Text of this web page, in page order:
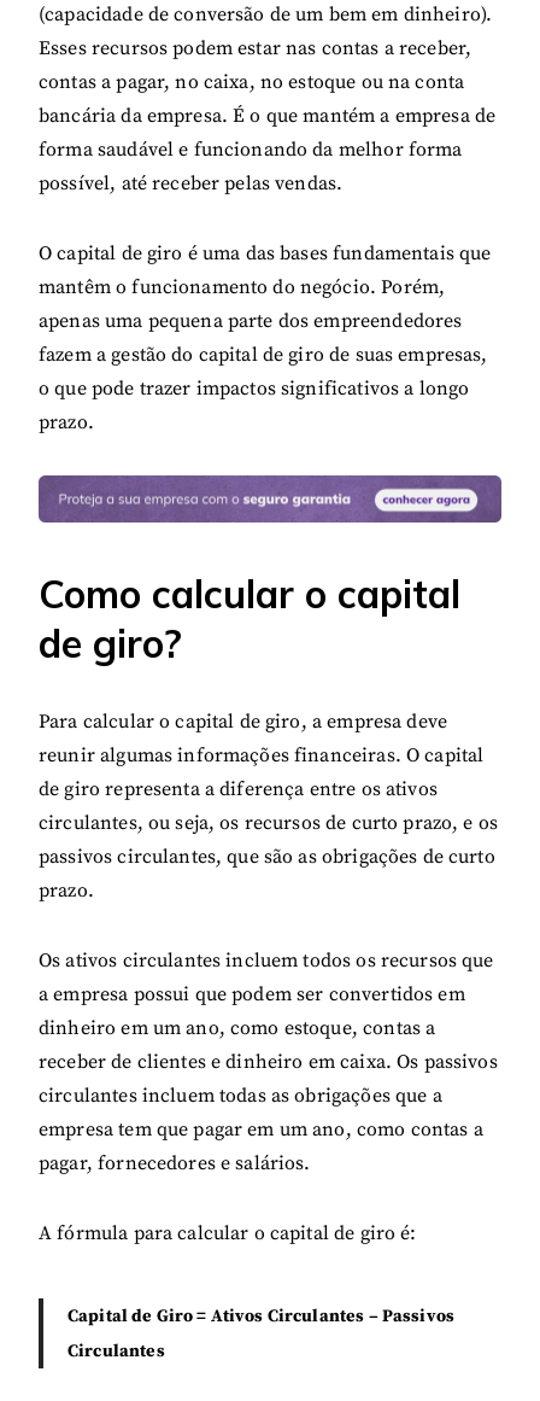
(capacidade de conversão de um bem em dinheiro).
Esses recursos podem estar nas contas a receber,
contas a pagar, no caixa, no estoque ou na conta
bancária da empresa. É o que mantém a empresa de
forma saudável e funcionando da melhor forma
possível, até receber pelas vendas.
O capital de giro é uma das bases fundamentais que
mantêm o funcionamento do negócio. Porém,
apenas uma pequena parte dos empreendedores
fazem a gestão do capital de giro de suas empresas,
o que pode trazer impactos significativos a longo
prazo.
Como calcular o capital
de giro?
Para calcular o capital de giro, a empresa deve
reunir algumas informações financeiras. O capital
de giro representa a diferença entre os ativos
circulantes, ou seja, os recursos de curto prazo, e os
passivos circulantes, que são as obrigações de curto
prazo.
Os ativos circulantes incluem todos os recursos que
a empresa possui que podem ser convertidos em
dinheiro em um ano, como estoque, contas a
receber de clientes e dinheiro em caixa. Os passivos
circulantes incluem todas as obrigações que a
empresa tem que pagar em um ano, como contas a
pagar, fornecedores e salários.
A fórmula para calcular o capital de giro é:
Capital de Giro = Ativos Circulantes – Passivos
Circulantes